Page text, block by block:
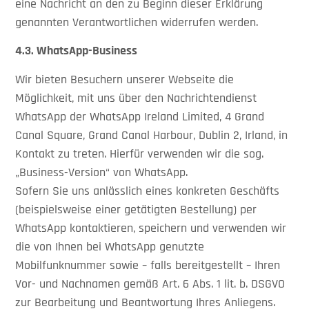
eine Nachricht an den zu Beginn dieser Erklärung
genannten Verantwortlichen widerrufen werden.
4.3.WhatsApp-Business
Wir bieten Besuchern unserer Webseite die
Möglichkeit, mit uns über den Nachrichtendienst
WhatsApp der WhatsApp Ireland Limited, 4 Grand
Canal Square, Grand Canal Harbour, Dublin 2, Irland, in
Kontakt zu treten. Hierfür verwenden wir die sog.
„Business-Version“ von WhatsApp.
Sofern Sie uns anlässlich eines konkreten Geschäfts
(beispielsweise einer getätigten Bestellung) per
WhatsApp kontaktieren, speichern und verwenden wir
die von Ihnen bei WhatsApp genutzte
Mobilfunknummer sowie – falls bereitgestellt – Ihren
Vor- und Nachnamen gemäß Art. 6 Abs. 1 lit. b. DSGVO
zur Bearbeitung und Beantwortung Ihres Anliegens.